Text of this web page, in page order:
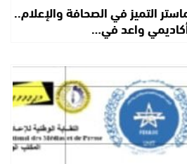
التميز في الصحافة والإعلام..
واعد في…